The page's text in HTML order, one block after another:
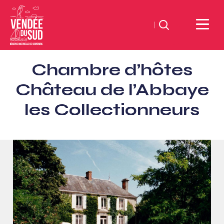
Sud
Vendée
ToerismeVVV-
kantoor
Zoeken
Chambre d’hôtes
Château de l’Abbaye
les Collectionneurs